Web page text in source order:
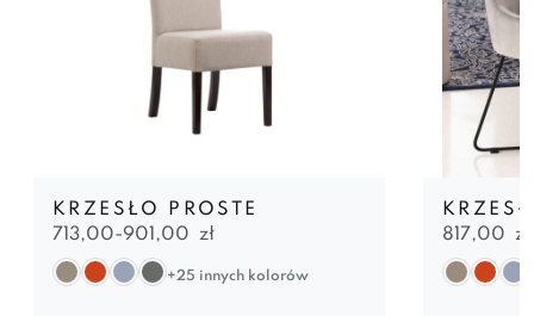
KRZESŁO PROSTE
713,00-901,00 zł
+25 innych kolorów
817,00 zł